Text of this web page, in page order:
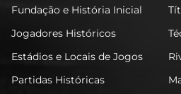
Fundação e História Inicial
Jogadores Históricos
Estádios e Locais de Jogos
Partidas Históricas